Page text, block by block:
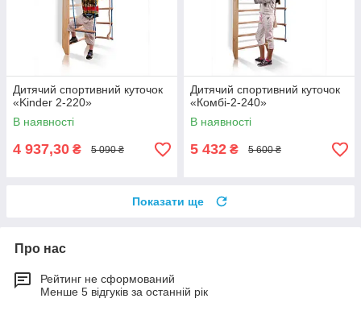
Дитячий спортивний куточок
«Kinder 2-220»
В наявності
4 937,30 ₴ 5 090 ₴
Дитячий спортивний куточок
«Комбі-2-240»
В наявності
5 432 ₴ 5 600 ₴
Показати ще
Про нас
Рейтинг не сформований
Менше 5 відгуків за останній рік